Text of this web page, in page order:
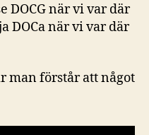
vi
bubbel
DOCG när vi var där
DOCa när vi var där
man förstår att något